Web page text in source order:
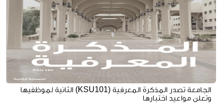
الجامعة تصدر المذكرة المعرفية (KSU101) الثانية لموظفيها
وتعلن مواعيد اختبارها